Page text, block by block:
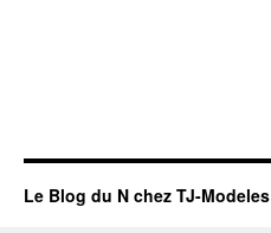
Le Blog du N chez TJ-Modeles